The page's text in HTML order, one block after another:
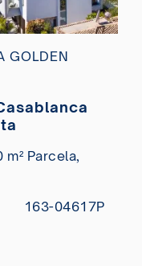
GOLDEN
m² Parcela,
163-04617P